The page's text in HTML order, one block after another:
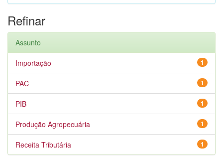
Refinar
Assunto
1
Importação
1
PAC
1
PIB
1
Produção Agropecuária
1
Receita Tributária